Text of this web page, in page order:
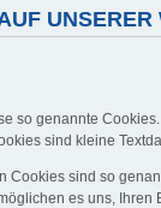
UNSERER
so genannte
sind kleine
Cookies sind so
es uns, Ihren